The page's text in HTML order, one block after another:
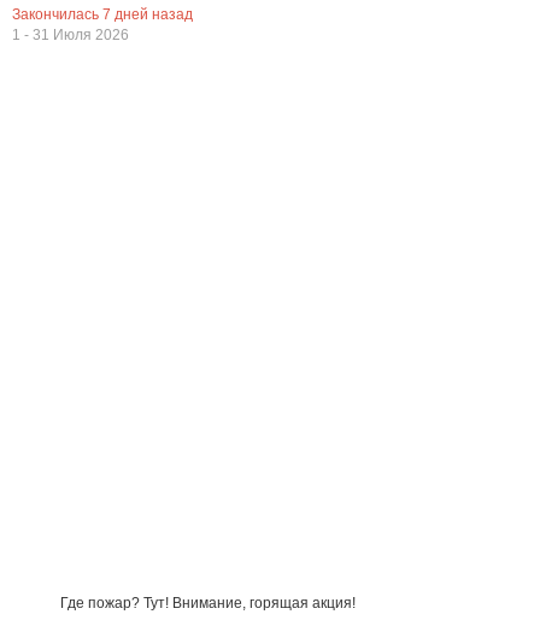
Закончилась 7 дней назад
1 - 31 Июля 2026
Где пожар? Тут! Внимание, горящая акция!